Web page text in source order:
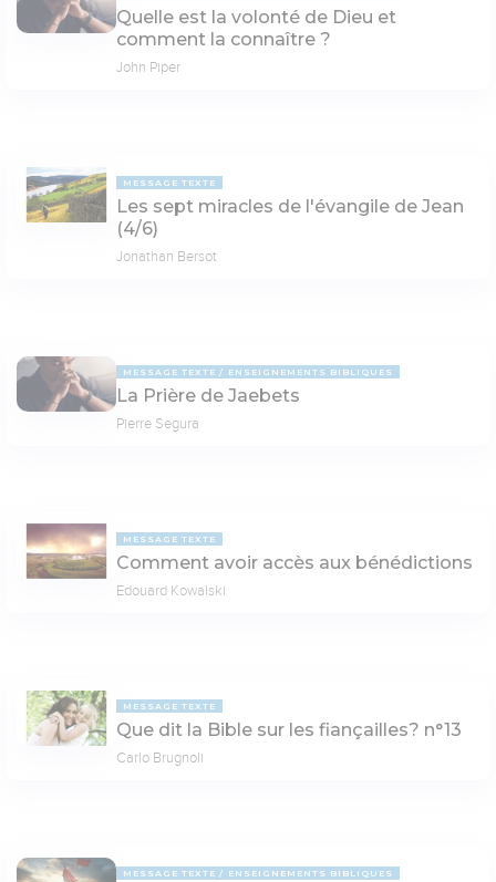
Quelle est la volonté de Dieu et
comment la connaître ?
John Piper
MESSAGE TEXTE
Les sept miracles de l'évangile de Jean
(4/6)
Jonathan Bersot
MESSAGE TEXTE ENSEIGNEMENTS BIBLIQUES
La Prière de Jaebets
Pierre Segura
MESSAGE TEXTE
Comment avoir accès aux bénédictions
Edouard Kowalski
MESSAGE TEXTE
Que dit la Bible sur les fiançailles? n°13
Carlo Brugnoli
MESSAGE TEXTE ENSEIGNEMENTS BIBLIQUES